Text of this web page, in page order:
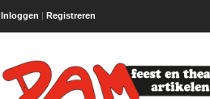
Inloggen | Registreren